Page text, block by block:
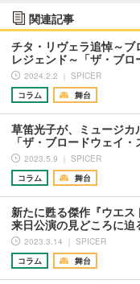
関連記事
チタ・リヴェラ追悼～
レジェンド～「ザ・ブ
2024.2.2 ｜ SPICER
コラム
舞台
草笛光子が、ミュージカ
「ザ・ブロードウェイ
2023.5.9 ｜ SPICER
コラム
舞台
新たに甦る傑作『ウエス
来日公演の見どころに
2023.3.14 ｜ SPICER
コラム
舞台